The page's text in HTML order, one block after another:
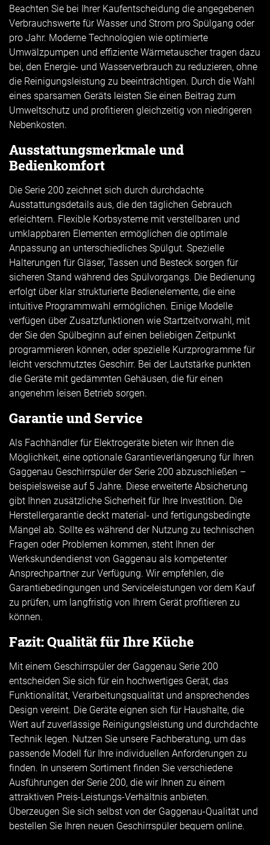
Beachten Sie bei Ihrer Kaufentscheidung die angegebenen
Verbrauchswerte für Wasser und Strom pro Spülgang oder
pro Jahr. Moderne Technologien wie optimierte
Umwälzpumpen und effiziente Wärmetauscher tragen dazu
bei, den Energie- und Wasserverbrauch zu reduzieren, ohne
die Reinigungsleistung zu beeinträchtigen. Durch die Wahl
eines sparsamen Geräts leisten Sie einen Beitrag zum
Umweltschutz und profitieren gleichzeitig von niedrigeren
Nebenkosten.
Ausstattungsmerkmale und
Bedienkomfort
Die Serie 200 zeichnet sich durch durchdachte
Ausstattungsdetails aus, die den täglichen Gebrauch
erleichtern. Flexible Korbsysteme mit verstellbaren und
umklappbaren Elementen ermöglichen die optimale
Anpassung an unterschiedliches Spülgut. Spezielle
Halterungen für Gläser, Tassen und Besteck sorgen für
sicheren Stand während des Spülvorgangs. Die Bedienung
erfolgt über klar strukturierte Bedienelemente, die eine
intuitive Programmwahl ermöglichen. Einige Modelle
verfügen über Zusatzfunktionen wie Startzeitvorwahl, mit
der Sie den Spülbeginn auf einen beliebigen Zeitpunkt
programmieren können, oder spezielle Kurzprogramme für
leicht verschmutztes Geschirr. Bei der Lautstärke punkten
die Geräte mit gedämmten Gehäusen, die für einen
angenehm leisen Betrieb sorgen.
Garantie und Service
Als Fachhändler für Elektrogeräte bieten wir Ihnen die
Möglichkeit, eine optionale Garantieverlängerung für Ihren
Gaggenau Geschirrspüler der Serie 200 abzuschließen –
beispielsweise auf 5 Jahre. Diese erweiterte Absicherung
gibt Ihnen zusätzliche Sicherheit für Ihre Investition. Die
Herstellergarantie deckt material- und fertigungsbedingte
Mängel ab. Sollte es während der Nutzung zu technischen
Fragen oder Problemen kommen, steht Ihnen der
Werkskundendienst von Gaggenau als kompetenter
Ansprechpartner zur Verfügung. Wir empfehlen, die
Garantiebedingungen und Serviceleistungen vor dem Kauf
zu prüfen, um langfristig von Ihrem Gerät profitieren zu
können.
Fazit: Qualität für Ihre Küche
Mit einem Geschirrspüler der Gaggenau Serie 200
entscheiden Sie sich für ein hochwertiges Gerät, das
Funktionalität, Verarbeitungsqualität und ansprechendes
Design vereint. Die Geräte eignen sich für Haushalte, die
Wert auf zuverlässige Reinigungsleistung und durchdachte
Technik legen. Nutzen Sie unsere Fachberatung, um das
passende Modell für Ihre individuellen Anforderungen zu
finden. In unserem Sortiment finden Sie verschiedene
Ausführungen der Serie 200, die wir Ihnen zu einem
attraktiven Preis-Leistungs-Verhältnis anbieten.
Überzeugen Sie sich selbst von der Gaggenau-Qualität und
bestellen Sie Ihren neuen Geschirrspüler bequem online.